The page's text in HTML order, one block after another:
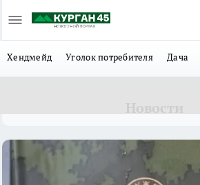
Хендмейд Уголок потребителя Дача